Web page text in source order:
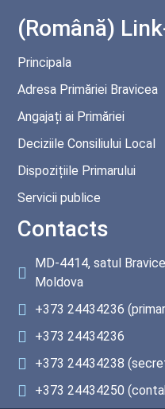
(Română)
Principala
Adresa Primăriei Bravicea
Angajați ai Primăriei
Deciziile Consiliului Local
Dispozițiile Primarului
Servicii publice
Contacts
MD-4414, satul
Moldova
+373 24434236
+373 24434236
+373 24434238
+373 24434250